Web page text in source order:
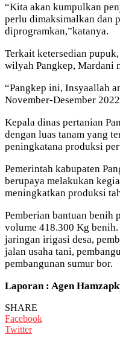
“Kita akan kumpulkan
perlu dimaksimalkan dan
diprogramkan,”katanya.
Terkait ketersedian
wilyah Pangkep, Mardani
“Pangkep ini, Insyaallah
November-Desember
Kepala dinas pertanian
dengan luas tanam yang
peningkatana produksi
Pemerintah kabupaten
berupaya melakukan
meningkatkan produksi
Pemberian bantuan benih
volume 418.300 Kg
jaringan irigasi desa,
jalan usaha tani,
pembangunan sumur bor.
Laporan : Agen
SHARE
Facebook
Twitter